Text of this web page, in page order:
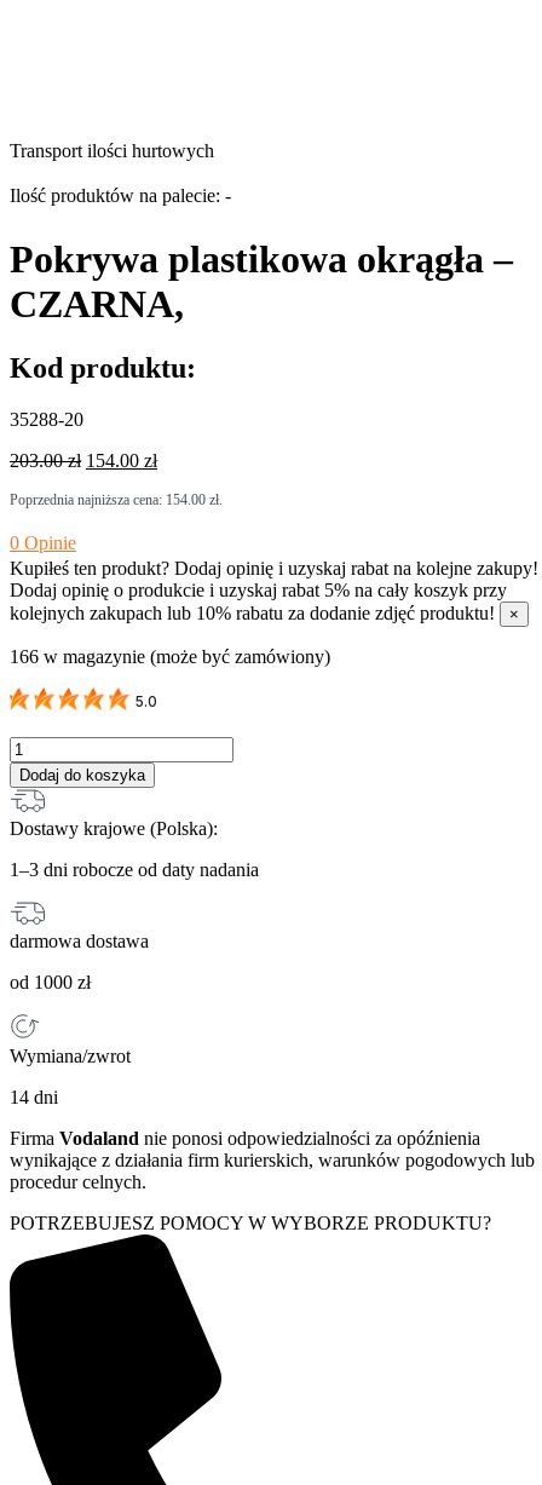
Transport ilości hurtowych
Ilość produktów na palecie: -
Pokrywa plastikowa okrągła –
CZARNA,
Kod produktu:
35288-20
203.00zł Pierwotna
wynosiła:
154.00 złAktualna
wynosi:
Poprzednia najniższa cena: 154.00 zł.
0 Opinie
Kupiłeś ten produkt? Dodaj opinię i uzyskaj rabat na kolejne zakupy!
Dodaj opinię o produkcie i uzyskaj rabat 5% na cały koszyk przy
kolejnych zakupach lub 10% rabatu za dodanie zdjęć produktu!
×
166 w magazynie (może być zamówiony)
5.0
ilość
Pokrywa
plastikowa
okrągła
–
Dodaj do koszyka
Dostawy krajowe (Polska):
1–3 dni robocze od daty nadania
darmowa dostawa
od 1000 zł
Wymiana/zwrot
14 dni
Firma Vodaland nie ponosi odpowiedzialności za opóźnienia
wynikające z działania firm kurierskich, warunków pogodowych lub
procedur celnych.
POTRZEBUJESZ POMOCY W WYBORZE PRODUKTU?